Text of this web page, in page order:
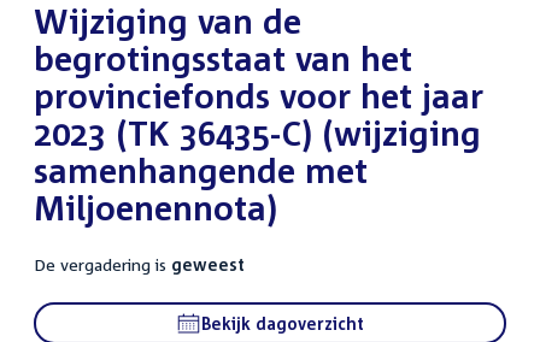
:Wijziging van de
begrotingsstaat van het
provinciefonds voor het jaar
2023 (TK 36435-C) (wijziging
samenhangende met
Miljoenennota)
De vergadering is geweest
Bekijk dagoverzicht